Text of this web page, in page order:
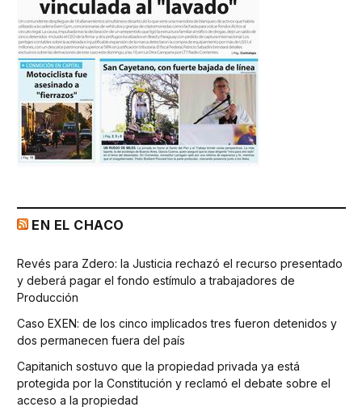
EN EL CHACO
Revés para Zdero: la Justicia rechazó el recurso presentado
y deberá pagar el fondo estímulo a trabajadores de
Producción
Caso EXEN: de los cinco implicados tres fueron detenidos y
dos permanecen fuera del país
Capitanich sostuvo que la propiedad privada ya está
protegida por la Constitución y reclamó el debate sobre el
acceso a la propiedad